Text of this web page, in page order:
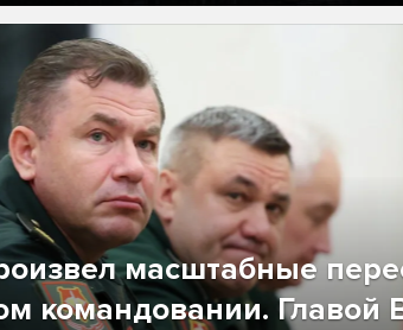
масштабные
командовании. Главой